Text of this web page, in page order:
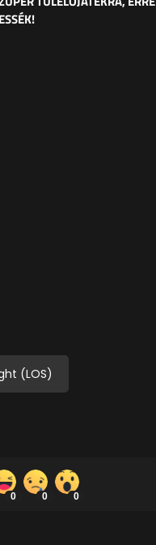
(LOS)
0 0 0